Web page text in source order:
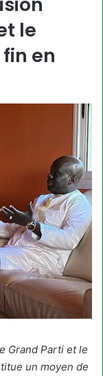
le
en
Grand Parti et le
un moyen de